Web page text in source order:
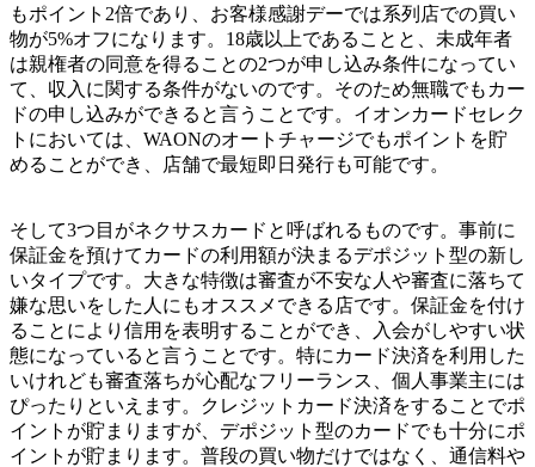
もポイント2倍であり、お客様感謝デーでは系列店での買い
物が5%オフになります。18歳以上であることと、未成年者
は親権者の同意を得ることの2つが申し込み条件になってい
て、収入に関する条件がないのです。そのため無職でもカー
ドの申し込みができると言うことです。イオンカードセレク
トにおいては、WAONのオートチャージでもポイントを貯
めることができ、店舗で最短即日発行も可能です。
そして3つ目がネクサスカード と呼ばれるものです。事前に
保証金を預けてカードの利用額が決まるデポジット型の新し
いタイプです。大きな特徴は審査が不安な人や審査に落ちて
嫌な思いをした人にもオススメできる店です。保証金を付け
ることにより信用を表明することができ、入会がしやすい状
態になっていると言うことです。特にカード決済を利用した
いけれども審査落ちが心配なフリーランス、個人事業主には
ぴったりといえます。クレジットカード決済をすることでポ
イントが貯まりますが、デポジット型のカードでも十分にポ
イントが貯まります。普段の買い物だけではなく、通信料や